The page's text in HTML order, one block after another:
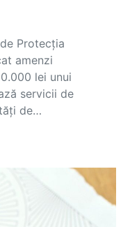
Protecţia
amenzi
lei unui
servicii de
de…